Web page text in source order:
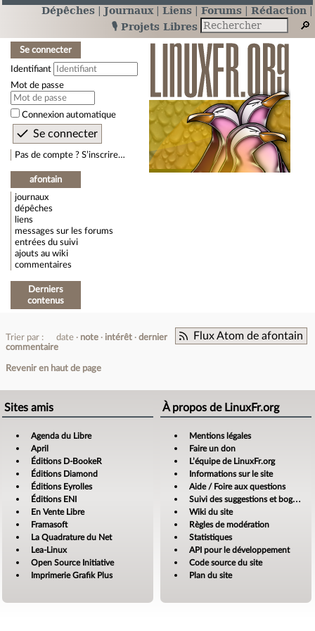
Dépêches Journaux Liens Forums
Rédaction
🎙️ Projets Libres
Se connecter
Identifiant
Mot de passe
Connexion automatique
Pas de compte ? S’inscrire…
afontain
journaux
dépêches
liens
messages sur les forums
entrées du suivi
ajouts au wiki
commentaires
Derniers
contenus
Flux Atom de afontain
Trier par : date note intérêt
dernier
commentaire
Revenir en haut de page
Sites amis
Agenda du Libre
April
Éditions D-BookeR
Éditions Diamond
Éditions Eyrolles
Éditions ENI
En Vente Libre
Framasoft
La Quadrature du Net
Lea-Linux
Open Source Initiative
Imprimerie Grafik Plus
À propos de LinuxFr.org
Mentions légales
Faire un don
L’équipe de LinuxFr.org
Informations sur le site
Aide / Foire aux questions
Suivi des suggestions et bogues
Wiki du site
Règles de modération
Statistiques
API pour le développement
Code source du site
Plan du site